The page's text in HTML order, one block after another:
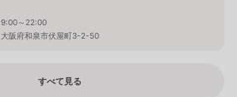
9:00～22:00
大阪府和泉市伏屋町3-2-50
すべて見る